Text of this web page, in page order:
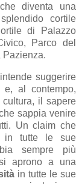
diventa una
cortile
di Palazzo
Parco del
Pazienza.
suggerire
e, al contempo,
il sapere
sappia venire
Un claim che
in tutte le sue
sempre più
aprono a una
in tutte le sue